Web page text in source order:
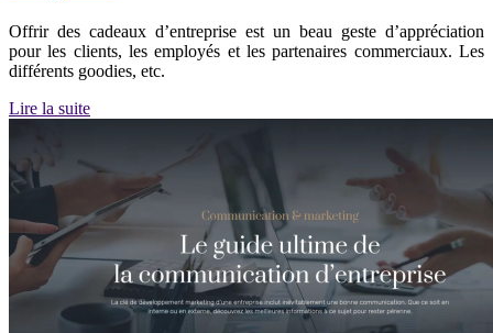
Offrir des cadeaux d’entreprise est un beau geste d’appréciation
pour les clients, les employés et les partenaires commerciaux. Les
différents goodies, etc.
Lire la suite